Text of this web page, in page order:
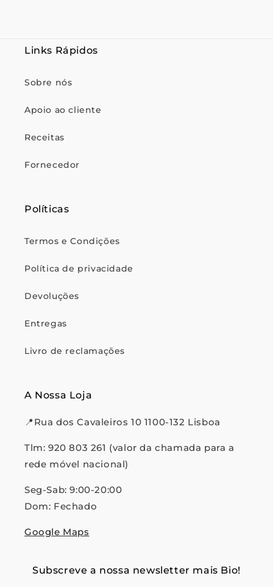
Links Rápidos
Sobre nós
Apoio ao cliente
Receitas
Fornecedor
Políticas
Termos e Condições
Política de privacidade
Devoluções
Entregas
Livro de reclamações
A Nossa Loja
📍Rua dos Cavaleiros 10 1100-132 Lisboa
Tlm: 920 803 261 (valor da chamada para a
rede móvel nacional)
Seg-Sab: 9:00-20:00
Dom: Fechado
Google Maps
Subscreve a nossa newsletter mais Bio!